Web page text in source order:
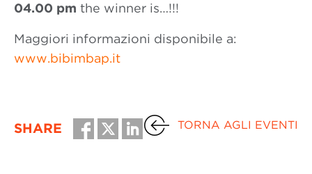
04.00 pm the winner is…!!!
Maggiori informazioni disponibile a:
www.bibimbap.it
SHARE TORNA AGLI EVENTI